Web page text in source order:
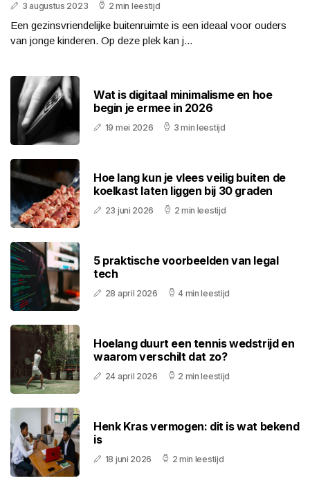
3 augustus 2023 2 min leestijd
Een gezinsvriendelijke buitenruimte is een ideaal voor ouders
van jonge kinderen. Op deze plek kan j...
Wat is digitaal minimalisme en hoe
begin je ermee in 2026
19 mei 2026 3 min leestijd
Hoe lang kun je vlees veilig buiten de
koelkast laten liggen bij 30 graden
23 juni 2026 2 min leestijd
5 praktische voorbeelden van legal
tech
28 april 2026 4 min leestijd
Hoelang duurt een tennis wedstrijd en
waarom verschilt dat zo?
24 april 2026 2 min leestijd
Henk Kras vermogen: dit is wat bekend
is
18 juni 2026 2 min leestijd